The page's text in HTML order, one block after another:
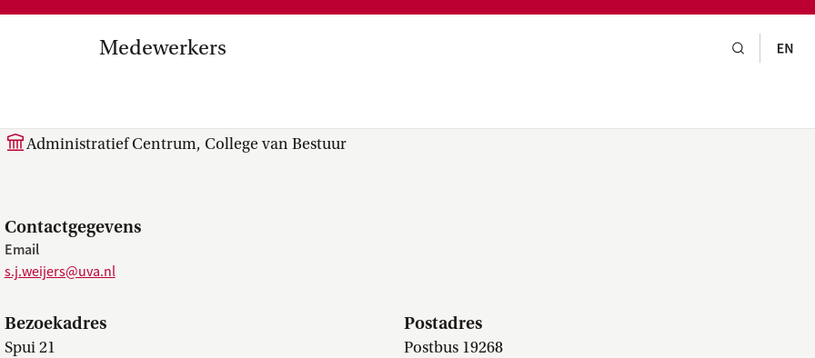
Medewerkers
plan, instellingsplan,
Internationalisering in
Medezeggenschap, ondernemingsraad,
Administratief Centrum, College van Bestuur
Contactgegevens
Email
s.j.weijers@uva.nl
Bezoekadres
Spui 21
Postadres
Postbus 19268